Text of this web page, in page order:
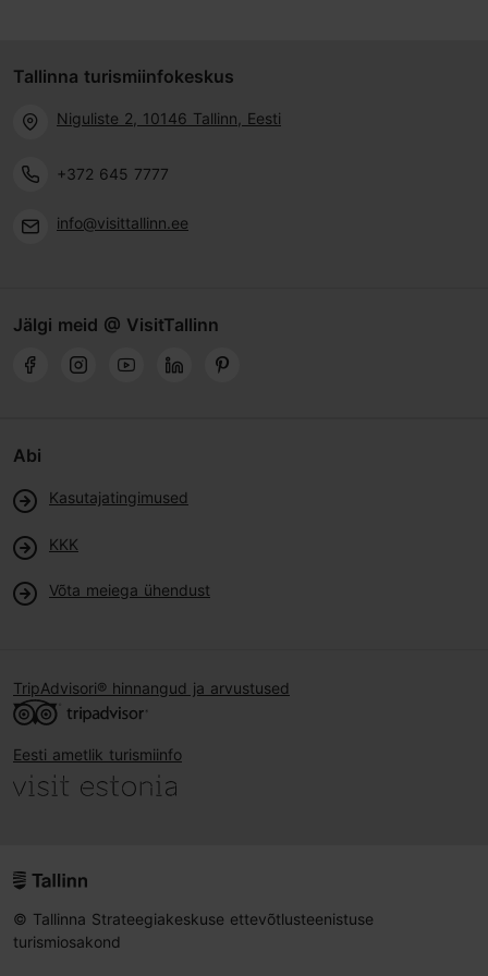
Tallinna turismiinfokeskus
Niguliste 2, 10146 Tallinn, Eesti
+372 645 7777
info@visittallinn.ee
Jälgi meid @ VisitTallinn
Abi
Kasutajatingimused
KKK
Võta meiega ühendust
TripAdvisori® hinnangud ja arvustused
Eesti ametlik turismiinfo
© Tallinna Strateegiakeskuse ettevõtlusteenistuse
turismiosakond